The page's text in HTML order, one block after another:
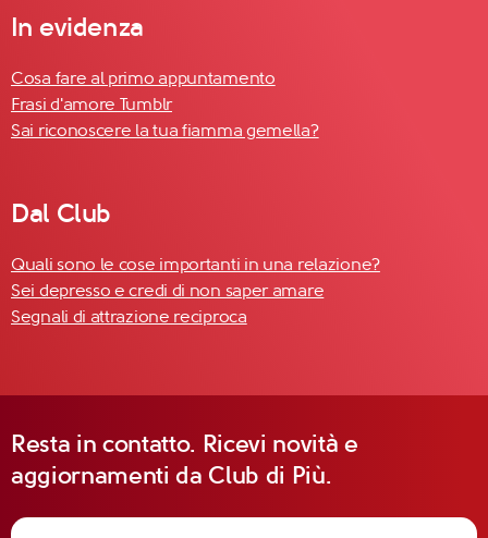
In evidenza
Cosa fare al primo appuntamento
Frasi d'amore Tumblr
Sai riconoscere la tua fiamma gemella?
Dal Club
Quali sono le cose importanti in una relazione?
Sei depresso e credi di non saper amare
Segnali di attrazione reciproca
Resta in contatto. Ricevi novità e
aggiornamenti da Club di Più.